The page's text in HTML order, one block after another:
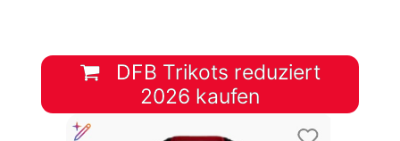
DFB Trikots reduziert
2026 kaufen